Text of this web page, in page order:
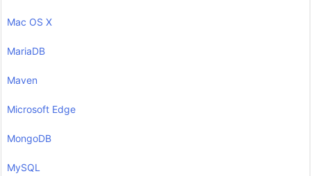
Mac OS X
MariaDB
Maven
Microsoft Edge
MongoDB
MySQL